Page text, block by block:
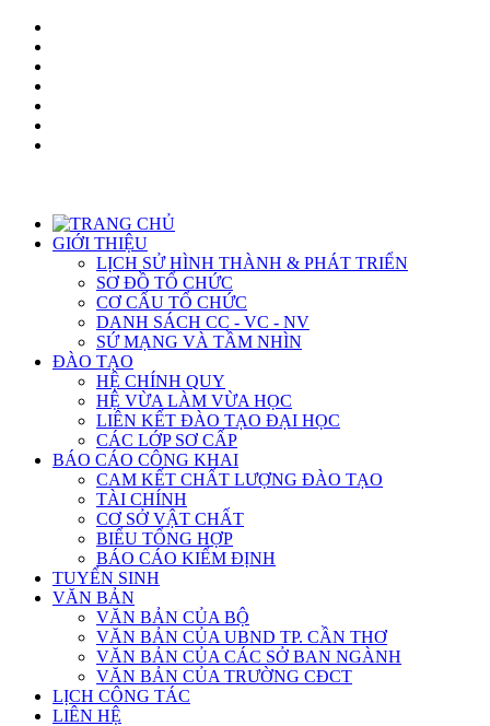
GIỚI THIỆU
LỊCH SỬ HÌNH THÀNH & PHÁT TRIỂN
SƠ ĐỒ TỔ CHỨC
CƠ CẤU TỔ CHỨC
DANH SÁCH CC - VC - NV
SỨ MẠNG VÀ TẦM NHÌN
ĐÀO TẠO
HỆ CHÍNH QUY
HỆ VỪA LÀM VỪA HỌC
LIÊN KẾT ĐÀO TẠO ĐẠI HỌC
CÁC LỚP SƠ CẤP
BÁO CÁO CÔNG KHAI
CAM KẾT CHẤT LƯỢNG ĐÀO TẠO
TÀI CHÍNH
CƠ SỞ VẬT CHẤT
BIỂU TỔNG HỢP
BÁO CÁO KIỂM ĐỊNH
TUYỂN SINH
VĂN BẢN
VĂN BẢN CỦA BỘ
VĂN BẢN CỦA UBND TP. CẦN THƠ
VĂN BẢN CỦA CÁC SỞ BAN NGÀNH
VĂN BẢN CỦA TRƯỜNG CĐCT
LỊCH CÔNG TÁC
LIÊN HỆ